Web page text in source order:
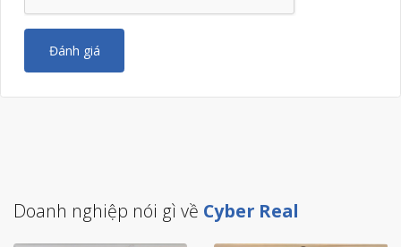
Đánh giá
Doanh nghiệp nói gì về Cyber Real